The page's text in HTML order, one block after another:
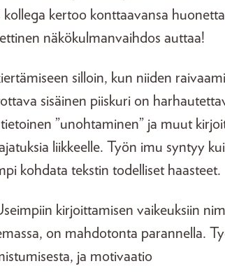
kollega kertoo konttaavansa huonetta
näkökulmanvaihdos auttaa!
silloin, kun niiden
sisäinen piiskuri on
”unohtaminen” ja muut
liikkeelle. Työn imu syntyy
kohdata tekstin todelliset haasteet.
kirjoittamisen vaikeuksiin
on mahdotonta parannella.
ja motivaatio